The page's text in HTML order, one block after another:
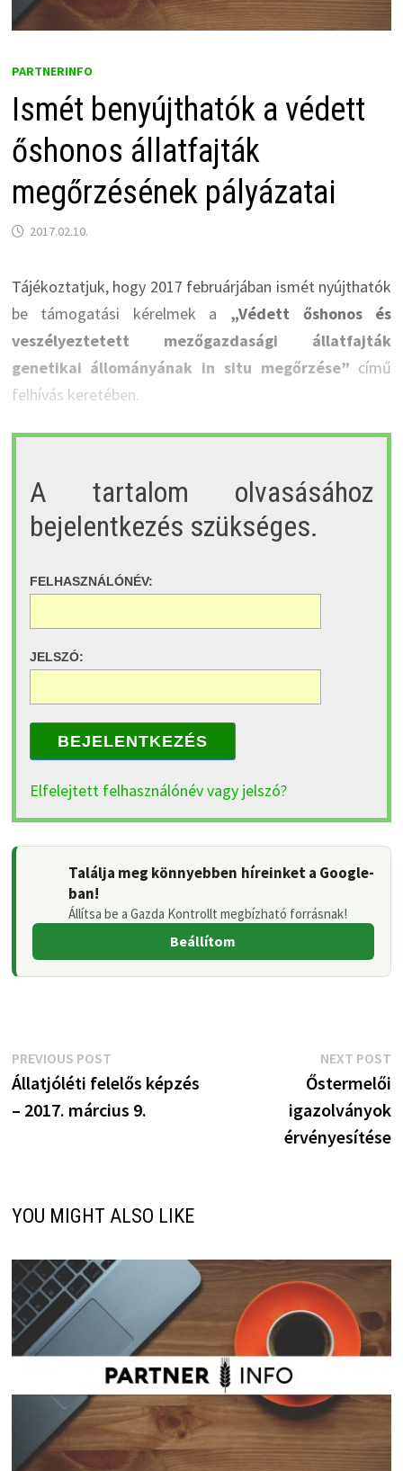
PARTNERINFO
Ismét benyújthatók a védett
őshonos állatfajták
megőrzésének pályázatai
2017.02.10.
Tájékoztatjuk, hogy 2017 februárjában ismét nyújthatók
be támogatási kérelmek a „Védett őshonos és
veszélyeztetett mezőgazdasági állatfajták
genetikai állományának in situ megőrzése” című
felhívás keretében.
A tartalom olvasásához
bejelentkezés szükséges.
FELHASZNÁLÓNÉV:
JELSZÓ:
BEJELENTKEZÉS
Elfelejtett felhasználónév vagy jelszó?
Találja meg könnyebben híreinket a Google-
ban!
Állítsa be a Gazda Kontrollt megbízható forrásnak!
Beállítom
Bejegyzés
navigáció
PREVIOUS POSTPrevious
post:
Állatjóléti felelős képzés
– 2017. március 9.
NEXT POST
Őstermelői
igazolványok
érvényesítése
YOU MIGHT ALSO LIKE